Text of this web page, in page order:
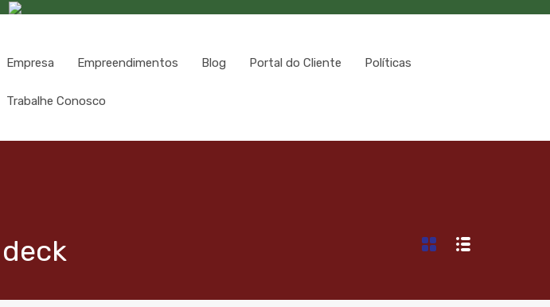
Empresa Empreendimentos Blog Portal do Cliente Políticas
Trabalhe Conosco